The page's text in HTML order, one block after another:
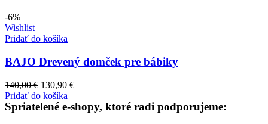
-6%
Wishlist
Pridať do košíka
BAJO Drevený domček pre bábiky
140,00€ Pôvodná
cena
bola:
130,90 €Aktuálna
je:
Pridať do košíka
Spriatelené e-shopy, ktoré radi podporujeme: